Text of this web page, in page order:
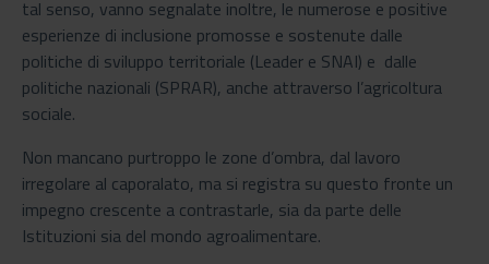
tal senso, vanno segnalate inoltre, le numerose e positive
esperienze di inclusione promosse e sostenute dalle
politiche di sviluppo territoriale (Leader e SNAI) e dalle
politiche nazionali (SPRAR), anche attraverso l’agricoltura
sociale.
Non mancano purtroppo le zone d’ombra, dal lavoro
irregolare al caporalato, ma si registra su questo fronte un
impegno crescente a contrastarle, sia da parte delle
Istituzioni sia del mondo agroalimentare.